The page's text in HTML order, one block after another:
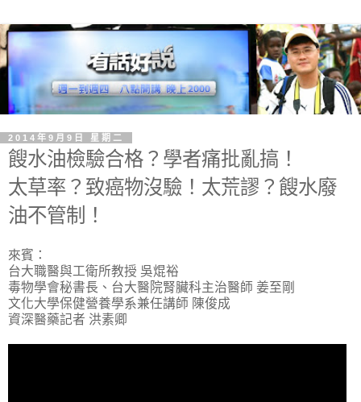
2014年9月9日 星期二
餿水油檢驗合格？學者痛批亂搞！
太草率？致癌物沒驗！太荒謬？餿水廢
油不管制！
來賓：
台大職醫與工衛所教授 吳焜裕
毒物學會秘書長、台大醫院腎臟科主治醫師 姜至剛
文化大學保健營養學系兼任講師 陳俊成
資深醫藥記者 洪素卿